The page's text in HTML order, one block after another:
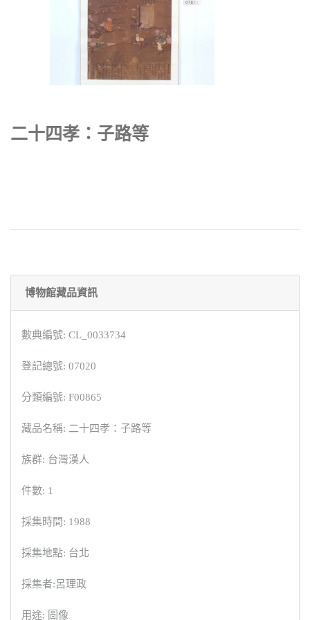
二十四孝：子路等
博物館藏品資訊
數典編號: CL_0033734
登記總號: 07020
分類編號: F00865
藏品名稱: 二十四孝：子路等
族群: 台灣漢人
件數: 1
採集時間: 1988
採集地點: 台北
採集者:呂理政
用途: 圖像